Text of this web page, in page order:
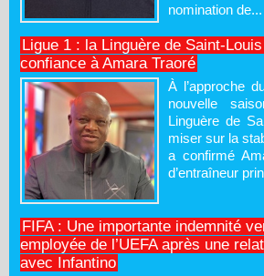
nomination de...
Ligue 1 : la Linguère de Saint-
confiance à Amara Traoré
À l’approche
nouvelle
Linguère de
miser sur la
a confirmé
d’entraîneur
FIFA : Une importante indemnité
employée de l’UEFA après une
avec Infantino